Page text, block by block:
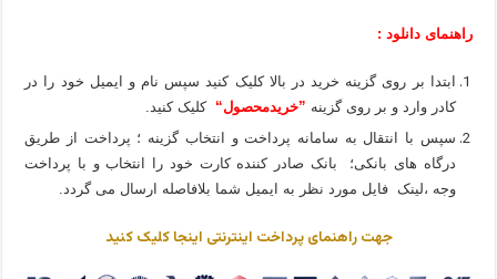
راهنمای دانلود :
ابتدا بر روی گزینه خرید در بالا کلیک کنید سپس نام و ایمیل خود را در
کادر وارد و بر روی گزینه ”خریدمحصول“
کلیک کنید.
سپس با انتقال به سامانه پرداخت و انتخاب گزینه ؛ پرداخت از طریق
درگاه های بانکی؛ بانک صادر کننده کارت خود را انتخاب و با پرداخت
وجه ،لینک فایل مورد نظر به ایمیل شما بلافاصله ارسال می گردد.
جهت راهنمای پرداخت اینترنتی اینجا کلیک کنید